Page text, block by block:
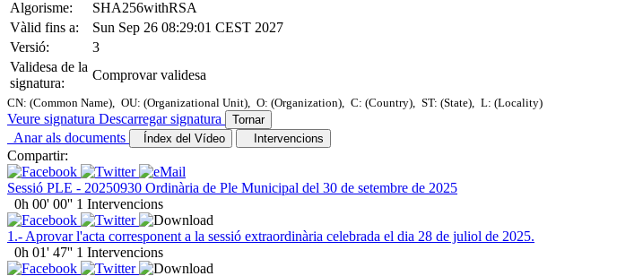
Algorisme:
SHA256withRSA
Vàlid fins a:
Sun Sep 26 08:29:01 CEST 2027
Versió:
3
Validesa de la
signatura:
Comprovar validesa
CN: (Common Name), OU: (Organizational Unit), O: (Organization), C: (Country), ST: (State), L: (Locality)
Veure signatura Descarregar signatura Tornar
Anar als documents Índex del Vídeo Intervencions
Compartir:
Sessió PLE - 20250930 Ordinària de Ple Municipal del 30 de setembre de 2025
0h 00' 00'' 1 Intervencions
1.- Aprovar l'acta corresponent a la sessió extraordinària celebrada el dia 28 de juliol de 2025.
0h 01' 47'' 1 Intervencions